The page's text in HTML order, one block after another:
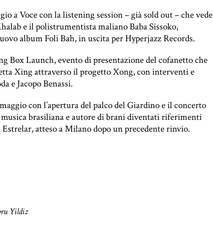
a Voce con la listening session – già sold out – che vede
e il polistrumentista maliano Baba Sissoko,
album Foli Bah, in uscita per Hyperjazz Records.
Box Launch, evento di presentazione del cofanetto che
Xing attraverso il progetto Xong, con interventi e
e Jacopo Benassi.
con l’apertura del palco del Giardino e il concerto
brasiliana e autore di brani diventati riferimenti
Estrelar, atteso a Milano dopo un precedente rinvio.
Yildiz